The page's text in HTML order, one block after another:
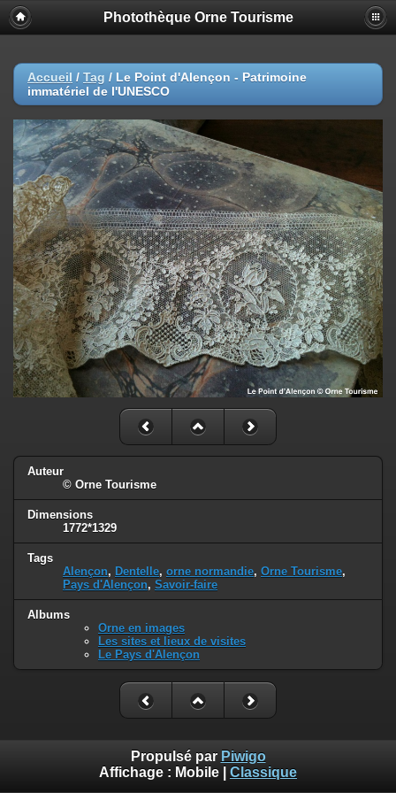
Photothèque Orne Tourisme
Accueil / Tag / Le Point d'Alençon - Patrimoine
immatériel de l'UNESCO
Auteur
© Orne Tourisme
Dimensions
1772*1329
Tags
Alençon, Dentelle, orne normandie, Orne Tourisme,
Pays d'Alençon, Savoir-faire
Albums
Orne en images
Les sites et lieux de visites
Le Pays d'Alençon
Propulsé par Piwigo
Affichage : Mobile Classique